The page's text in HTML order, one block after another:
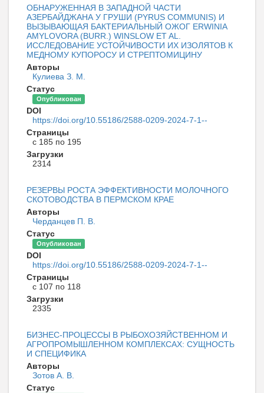
ОБНАРУЖЕННАЯ В ЗАПАДНОЙ ЧАСТИ
АЗЕРБАЙДЖАНА У ГРУШИ (PYRUS COMMUNIS) И
ВЫЗЫВАЮЩАЯ БАКТЕРИАЛЬНЫЙ ОЖОГ ERWINIA
AMYLOVORA (BURR.) WINSLOW ET AL.
ИССЛЕДОВАНИЕ УСТОЙЧИВОСТИ ИХ ИЗОЛЯТОВ К
МЕДНОМУ КУПОРОСУ И СТРЕПТОМИЦИНУ
Авторы
Кулиева З. М.
Статус
Опубликован
DOI
https://doi.org/10.55186/2588-0209-2024-7-1--
Страницы
с 185 по 195
Загрузки
2314
РЕЗЕРВЫ РОСТА ЭФФЕКТИВНОСТИ МОЛОЧНОГО
СКОТОВОДСТВА В ПЕРМСКОМ КРАЕ
Авторы
Черданцев П. В.
Статус
Опубликован
DOI
https://doi.org/10.55186/2588-0209-2024-7-1--
Страницы
с 107 по 118
Загрузки
2335
БИЗНЕС-ПРОЦЕССЫ В РЫБОХОЗЯЙСТВЕННОМ И
АГРОПРОМЫШЛЕННОМ КОМПЛЕКСАХ: СУЩНОСТЬ
И СПЕЦИФИКА
Авторы
Зотов А. В.
Статус